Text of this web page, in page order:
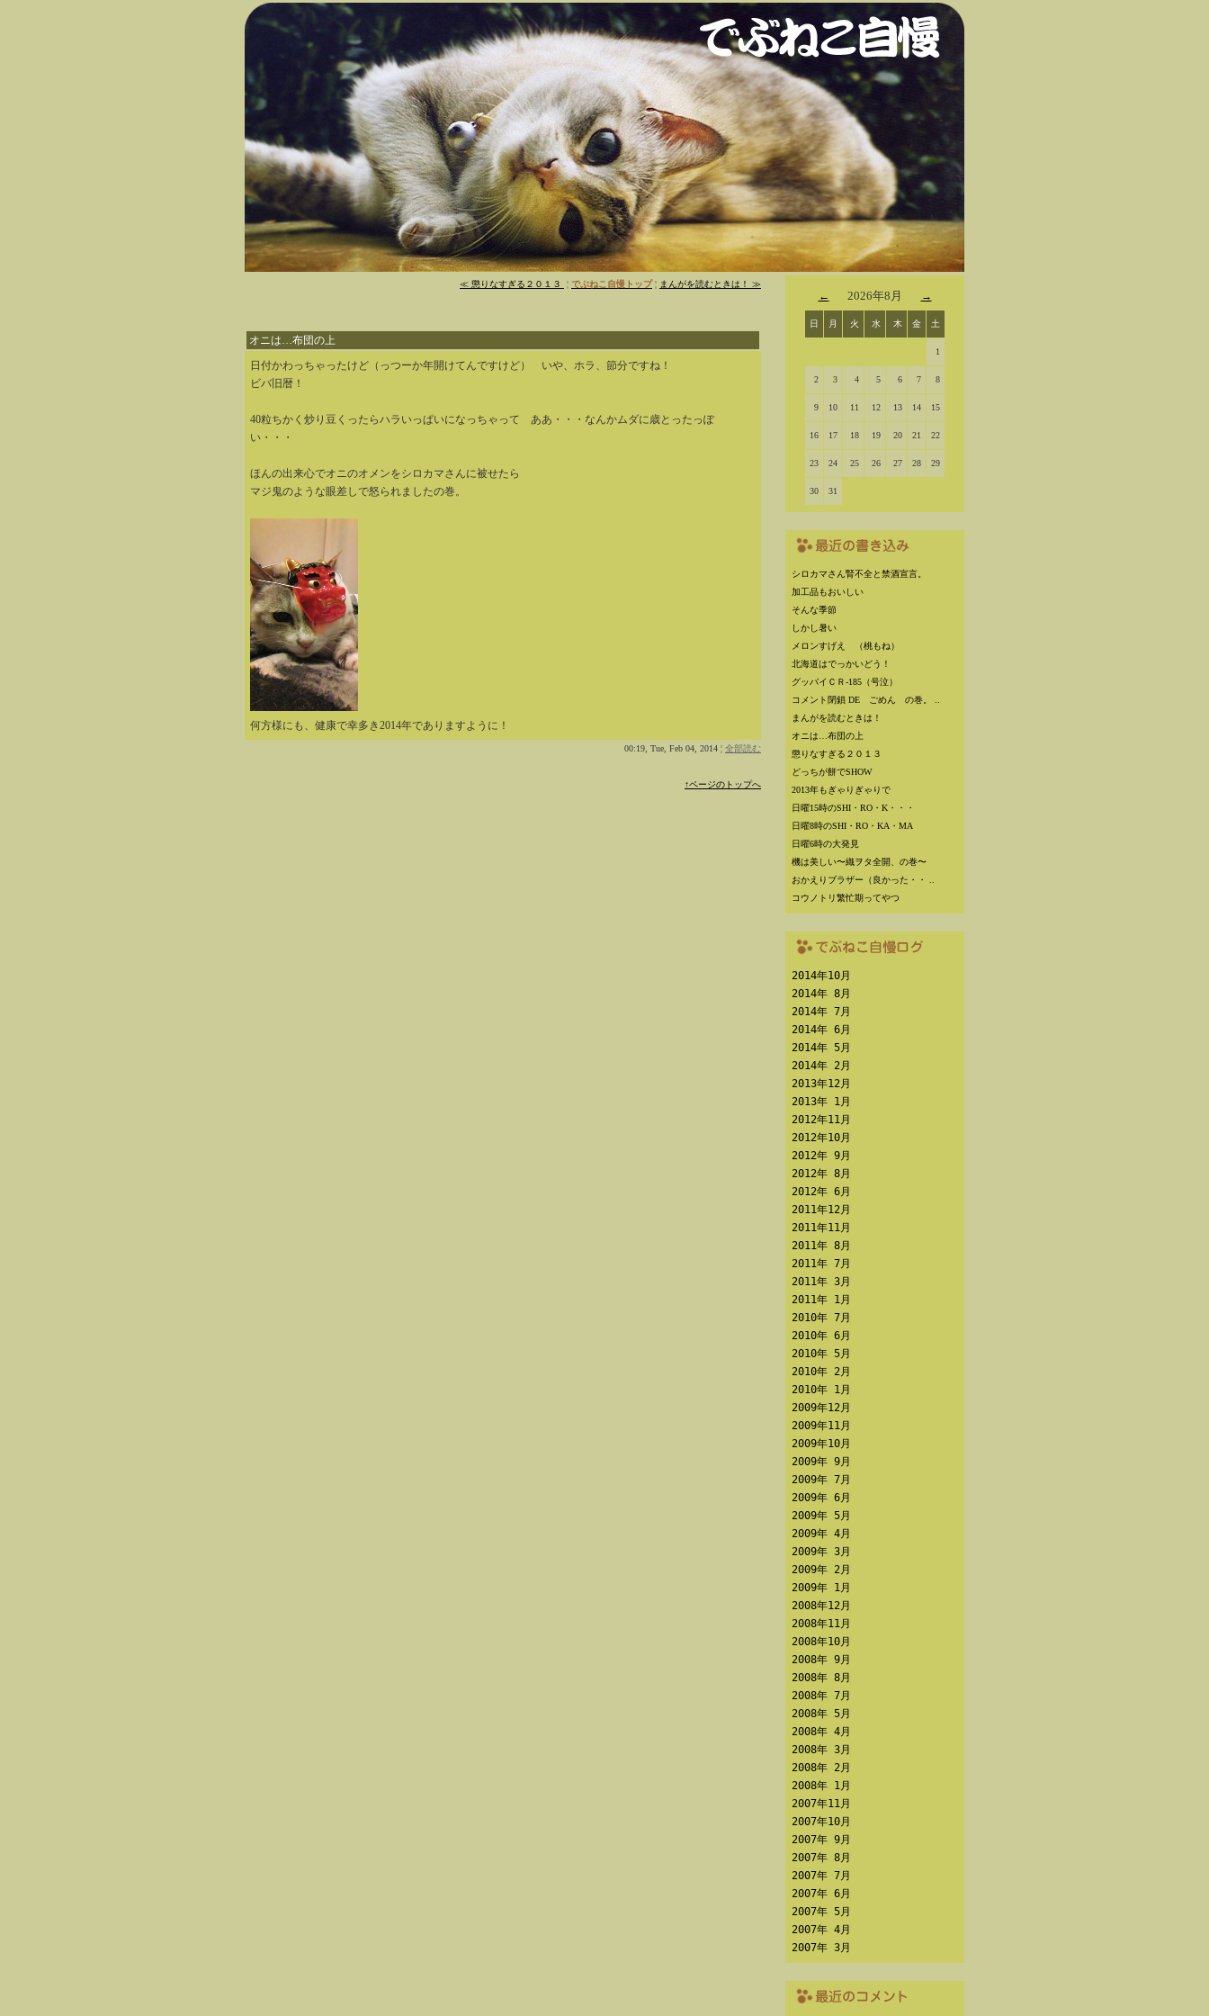
≪ 懲りなすぎる２０１３ ¦ でぶねこ自慢トップ¦ まんがを読むときは！ ≫
オニは…布団の上
日付かわっちゃったけど（っつーか年開けてんですけど） いや、ホラ、節分ですね！
ビバ旧暦！
40粒ちかく炒り豆くったらハラいっぱいになっちゃって ああ・・・なんかムダに歳とったっぽ
い・・・
ほんの出来心でオニのオメンをシロカマさんに被せたら
マジ鬼のような眼差しで怒られましたの巻。
何方様にも、健康で幸多き2014年でありますように！
00:19, Tue, Feb 04, 2014 ¦ 全部読む
↑ページのトップへ
← 2026年8月 →
日 月 火 水 木 金 土
1
2 3 4 5 6 7 8
9 10 11 12 13 14 15
16 17 18 19 20 21 22
23 24 25 26 27 28 29
30 31
シロカマさん腎不全と禁酒宣言。
加工品もおいしい
そんな季節
しかし暑い
メロンすげえ （桃もね）
北海道はでっかいどう！
グッバイＣＲ-185（号泣）
コメント閉鎖 DE ごめん の巻。 ..
まんがを読むときは！
オニは…布団の上
懲りなすぎる２０１３
どっちが餅でSHOW
2013年もぎゃりぎゃりで
日曜15時のSHI・RO・K・・・
日曜8時のSHI・RO・KA・MA
日曜6時の大発見
機は美しい〜織ヲタ全開、の巻〜
おかえりブラザー（良かった・・ ..
コウノトリ繁忙期ってやつ
2014年10月
2014年 8月
2014年 7月
2014年 6月
2014年 5月
2014年 2月
2013年12月
2013年 1月
2012年11月
2012年10月
2012年 9月
2012年 8月
2012年 6月
2011年12月
2011年11月
2011年 8月
2011年 7月
2011年 3月
2011年 1月
2010年 7月
2010年 6月
2010年 5月
2010年 2月
2010年 1月
2009年12月
2009年11月
2009年10月
2009年 9月
2009年 7月
2009年 6月
2009年 5月
2009年 4月
2009年 3月
2009年 2月
2009年 1月
2008年12月
2008年11月
2008年10月
2008年 9月
2008年 8月
2008年 7月
2008年 5月
2008年 4月
2008年 3月
2008年 2月
2008年 1月
2007年11月
2007年10月
2007年 9月
2007年 8月
2007年 7月
2007年 6月
2007年 5月
2007年 4月
2007年 3月